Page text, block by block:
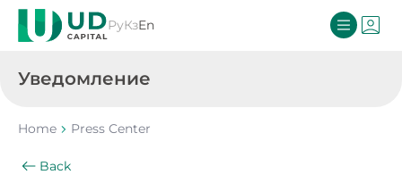
РуКзEn
Уведомление
Home Press Center
Back